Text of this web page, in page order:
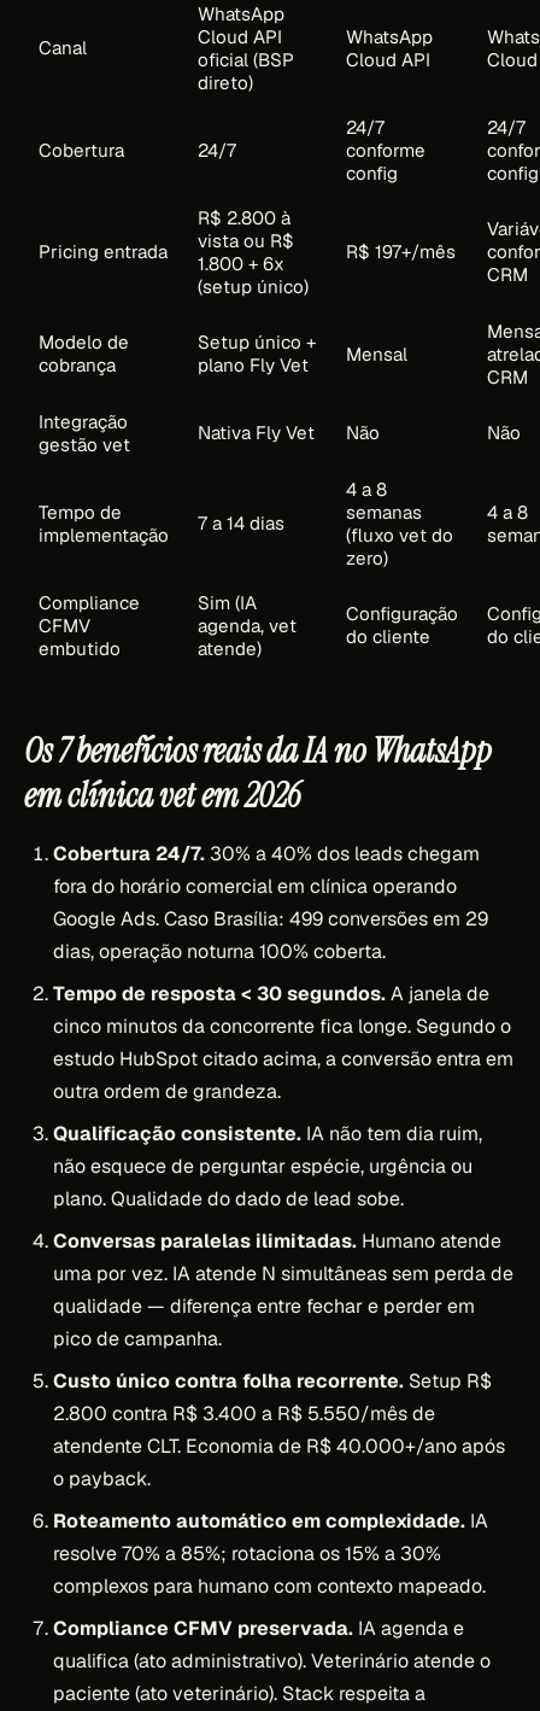
Canal
WhatsApp
Cloud API
oficial (BSP
direto)
WhatsApp
Cloud API
Cobertura 24/7
24/7
conforme
config
24/7
config
Pricing entrada
R$ 2.800 à
vista ou R$
1.800 + 6x
(setup único)
R$ 197+/mês
CRM
Modelo de
cobrança
Setup único +
plano Fly Vet
Mensal
CRM
Integração
gestão vet
Nativa Fly Vet Não Não
Tempo de
implementação
7 a 14 dias
4 a 8
semanas
(fluxo vet do
zero)
4 a 8
Compliance
CFMV
embutido
Sim (IA
agenda, vet
atende)
Configuração
do cliente
do
Os 7 benefícios reais da IA no WhatsApp
em clínica vet em 2026
Cobertura 24/7. 30% a 40% dos leads chegam
fora do horário comercial em clínica operando
Google Ads. Caso Brasília: 499 conversões em 29
dias, operação noturna 100% coberta.
Tempo de resposta < 30 segundos.A janela de
cinco minutos da concorrente fica longe. Segundo o
estudo HubSpot citado acima, a conversão entra em
outra ordem de grandeza.
Qualificação consistente. IA não tem dia ruim,
não esquece de perguntar espécie, urgência ou
plano. Qualidade do dado de lead sobe.
Conversas paralelas ilimitadas. Humano atende
uma por vez. IA atende N simultâneas sem perda de
qualidade — diferença entre fechar e perder em
pico de campanha.
Custo único contra folha recorrente. Setup R$
2.800 contra R$ 3.400 a R$ 5.550/mês de
atendente CLT. Economia de R$ 40.000+/ano após
o payback.
Roteamento automático em complexidade. IA
resolve 70% a 85%; rotaciona os 15% a 30%
complexos para humano com contexto mapeado.
Compliance CFMV preservada. IA agenda e
qualifica (ato administrativo). Veterinário atende o
paciente (ato veterinário). Stack respeita a